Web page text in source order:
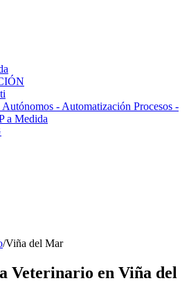
Autónomos - Automatización Procesos -
a Medida
/Viña del Mar
Veterinario en Viña del